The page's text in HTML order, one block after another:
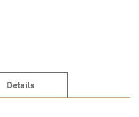
Details